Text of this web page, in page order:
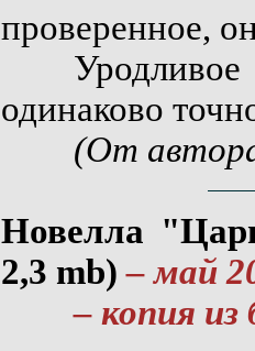
проверенное,
Уродливое
одинаково
(От
Новелла
2,3 mb) – май
– копия из